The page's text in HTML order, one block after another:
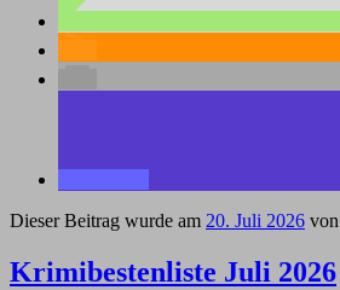
Dieser Beitrag wurde am 20. Juli 2026 von
Krimibestenliste Juli 2026